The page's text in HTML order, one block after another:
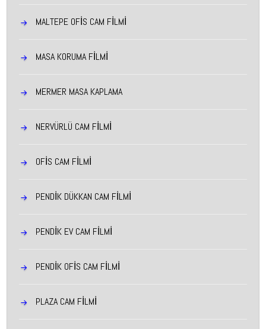
MALTEPE OFIS CAM FILMI
MASA KORUMA FİLMİ
MERMER MASA KAPLAMA
NERVÜRLÜ CAM FİLMİ
OFİS CAM FİLMİ
PENDIK DÜKKAN CAM FILMI
PENDIK EV CAM FILMI
PENDIK OFIS CAM FILMI
PLAZA CAM FİLMİ